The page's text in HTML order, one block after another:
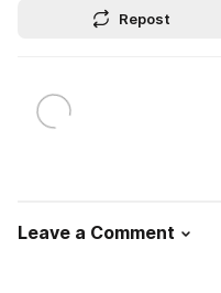
Repost
Leave a Comment